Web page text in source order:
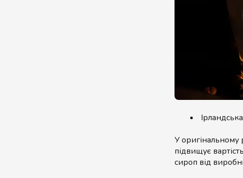
У оригінальному
підвищує
сироп від